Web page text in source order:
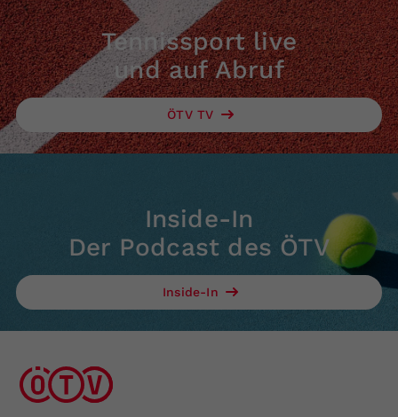
Tennissport live
und auf Abruf
ÖTV TV
Inside-In
Der Podcast des ÖTV
Inside-In